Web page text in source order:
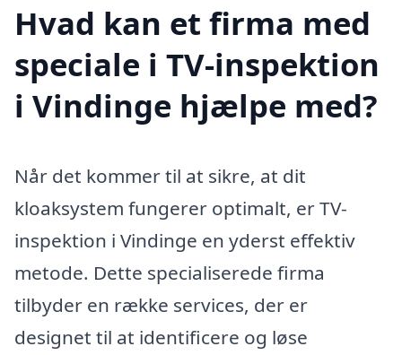
Hvad kan et firma med
speciale i TV-inspektion
i Vindinge hjælpe med?
Når det kommer til at sikre, at dit
kloaksystem fungerer optimalt, er TV-
inspektion i Vindinge en yderst effektiv
metode. Dette specialiserede firma
tilbyder en række services, der er
designet til at identificere og løse